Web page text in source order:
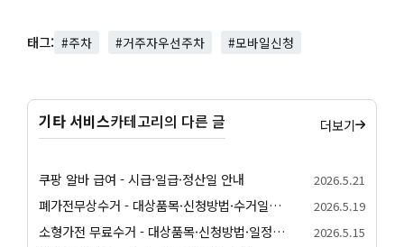
태그: #주차 #거주자우선주차 #모바일신청
기타 서비스카테고리의 다른 글 더보기
쿠팡 알바 급여 - 시급·일급·정산일 안내 2026.5.21
폐가전무상수거 - 대상품목·신청방법·수거일정 안내 2026.5.19
소형가전 무료수거 - 대상품목·신청방법·일정 안내 2026.5.15